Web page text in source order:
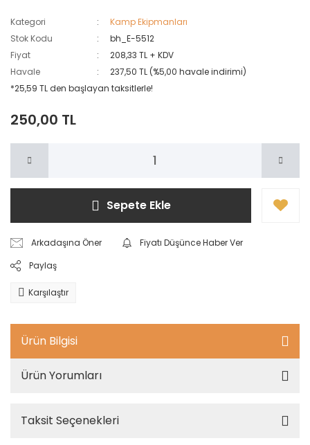
Kategori
Kamp Ekipmanları
Stok Kodu
bh_E-5512
Fiyat
208,33 TL + KDV
Havale
237,50 TL (%5,00 havale indirimi)
*25,59 TL den başlayan taksitlerle!
250,00 TL
Sepete Ekle
Arkadaşına Öner
Fiyatı Düşünce Haber Ver
Paylaş
Karşılaştır
Ürün Bilgisi
Ürün Yorumları
Taksit Seçenekleri